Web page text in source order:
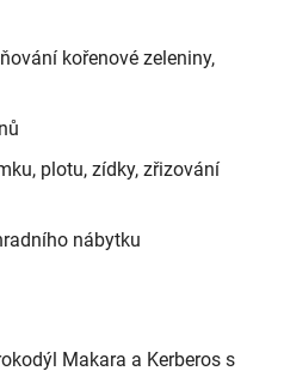
kořenové zeleniny,
plotu, zídky, zřizování
nábytku
Makara a Kerberos s